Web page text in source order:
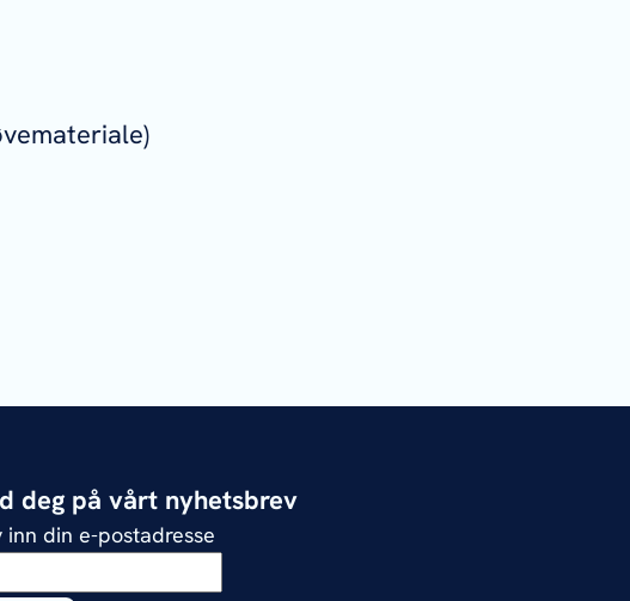
deg på vårt nyhetsbrev
inn din e-postadresse